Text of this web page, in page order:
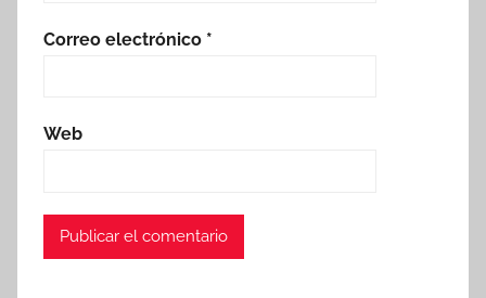
Correo electrónico *
Web